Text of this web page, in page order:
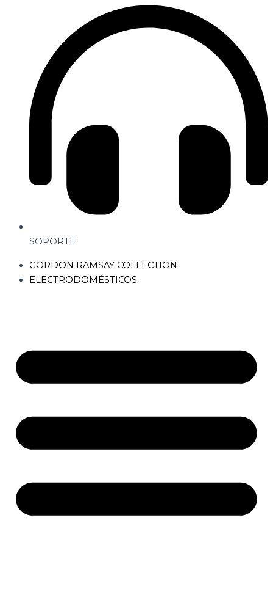
SOPORTE
GORDON RAMSAY COLLECTION
ELECTRODOMÉSTICOS